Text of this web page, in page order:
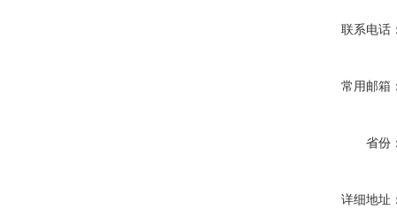
联系电话
常用邮箱
省份
详细地址